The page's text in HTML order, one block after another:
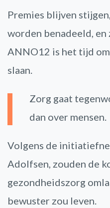
Premies blijven
worden benadeeld,
ANNO12 is het tijd
slaan.
Zorg gaat
dan over mensen.
Volgens de
Adolfsen, zouden de
gezondheidszorg
bewuster zou leven.